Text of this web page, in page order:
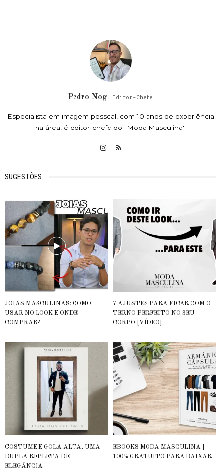
Pedro Nog Editor-Chefe
Especialista em imagem pessoal, com 10 anos de experiência
na área, é editor-chefe do "Moda Masculina".
SUGESTÕES
JOIAS MASCULINAS: COMO
USAR NO LOOK E ONDE
COMPRAR?
7 AJUSTES PARA FICAR COM O
TERNO PERFEITO NO SEU
CORPO [VÍDEO]
COSTUME E GOLA ALTA, UMA
DUPLA REPLETA DE
ELEGÂNCIA
EBOOKS MODA MASCULINA |
100% GRATUITO PARA BAIXAR